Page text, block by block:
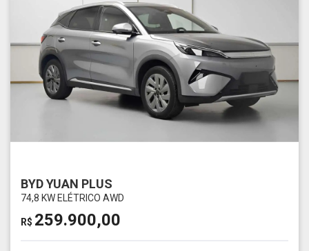
BYD YUAN PLUS
74,8 KW ELÉTRICO AWD
R$ 259.900,00